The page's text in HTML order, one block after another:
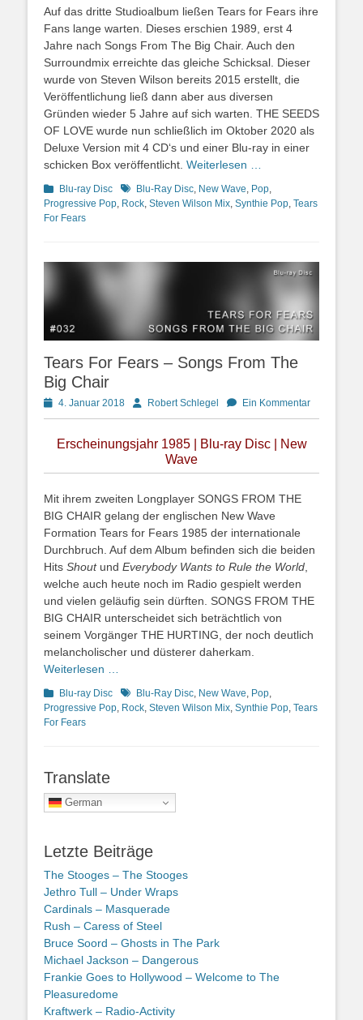
Auf das dritte Studioalbum ließen Tears for Fears ihre
Fans lange warten. Dieses erschien 1989, erst 4
Jahre nach Songs From The Big Chair. Auch den
Surroundmix erreichte das gleiche Schicksal. Dieser
wurde von Steven Wilson bereits 2015 erstellt, die
Veröffentlichung ließ dann aber aus diversen
Gründen wieder 5 Jahre auf sich warten. THE SEEDS
OF LOVE wurde nun schließlich im Oktober 2020 als
Deluxe Version mit 4 CD‘s und einer Blu-ray in einer
schicken Box veröffentlicht. Weiterlesen …
Kategorien
Blu-ray Disc Schlagworte
Blu-Ray Disc, New Wave, Pop,
Progressive Pop, Rock, Steven Wilson Mix, Synthie Pop, Tears
For Fears
Tears For Fears – Songs From The
Big Chair
Posted
on
4. Januar 2018 AutorRobert Schlegel Ein Kommentar
Erscheinungsjahr 1985 | Blu-ray Disc | New
Wave
Mit ihrem zweiten Longplayer SONGS FROM THE
BIG CHAIR gelang der englischen New Wave
Formation Tears for Fears 1985 der internationale
Durchbruch. Auf dem Album befinden sich die beiden
Hits Shout und Everybody Wants to Rule the World
welche auch heute noch im Radio gespielt werden
und vielen geläufig sein dürften. SONGS FROM THE
BIG CHAIR unterscheidet sich beträchtlich von
seinem Vorgänger THE HURTING, der noch deutlich
melancholischer und düsterer daherkam.
Weiterlesen …
Kategorien
Blu-ray Disc Schlagworte
Blu-Ray Disc New Wave Pop
Progressive Pop Rock Steven Wilson Mix Synthie Pop Tears
For Fears
Translate
German
Letzte Beiträge
The Stooges – The Stooges
Jethro Tull – Under Wraps
Cardinals – Masquerade
Rush – Caress of Steel
Bruce Soord – Ghosts in The Park
Michael Jackson – Dangerous
Frankie Goes to Hollywood – Welcome to The
Pleasuredome
Kraftwerk – Radio-Activity